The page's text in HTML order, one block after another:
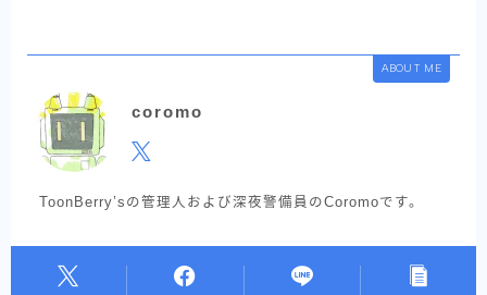
ABOUT ME
coromo
ToonBerry’sの管理人および深夜警備員のCoromoです。